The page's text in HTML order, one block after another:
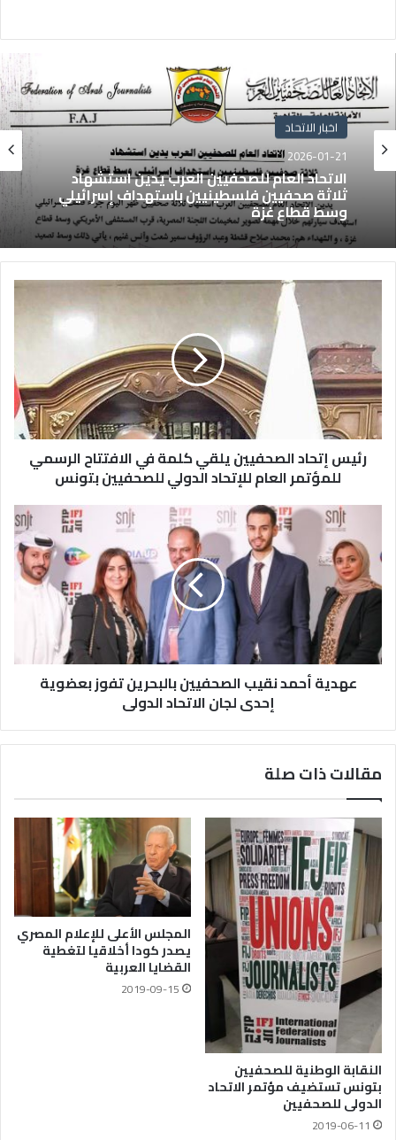
اخبار الاتحاد
2026-01-21
الاتحاد العام للصحفيين العرب يدين استشهاد
ثلاثة صحفيين فلسطينيين باستهداف إسرائيلي
وسط قطاع غزة
رئيس إتحاد الصحفيين يلقي كلمة في الافتتاح الرسمي
للمؤتمر العام للإتحاد الدولي للصحفيين بتونس
عهدية أحمد نقيب الصحفيين بالبحرين تفوز بعضوية
إحدى لجان الاتحاد الدولى
مقالات ذات صلة
النقابة الوطنية للصحفيين
بتونس تستضيف مؤتمر الاتحاد
الدولى للصحفيين
2019-06-11
المجلس الأعلى للإعلام المصري
يصدر كودا أخلاقيا لتغطية
القضايا العربية
2019-09-15